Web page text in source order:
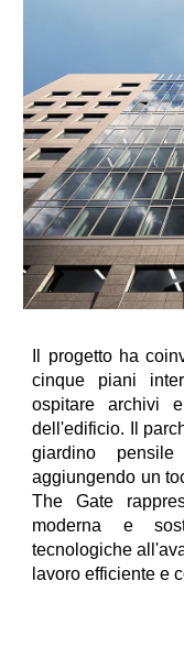
Il progetto ha
cinque piani
ospitare archivi
dell'edificio. Il
giardino
aggiungendo un
The Gate
moderna e
tecnologiche
lavoro efficiente e